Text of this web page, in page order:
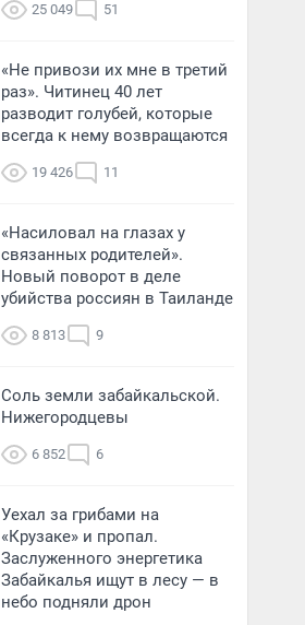
25 049 51
«Не привози их мне в третий
раз». Читинец 40 лет
разводит голубей, которые
всегда к нему возвращаются
19 426 11
«Насиловал на глазах у
связанных родителей».
Новый поворот в деле
убийства россиян в Таиланде
8 813 9
Соль земли забайкальской.
Нижегородцевы
6 852 6
Уехал за грибами на
«Крузаке» и пропал.
Заслуженного энергетика
Забайкалья ищут в лесу — в
небо подняли дрон